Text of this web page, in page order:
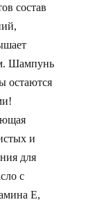
состав
Шампунь
остаются
и
для
с
Е,